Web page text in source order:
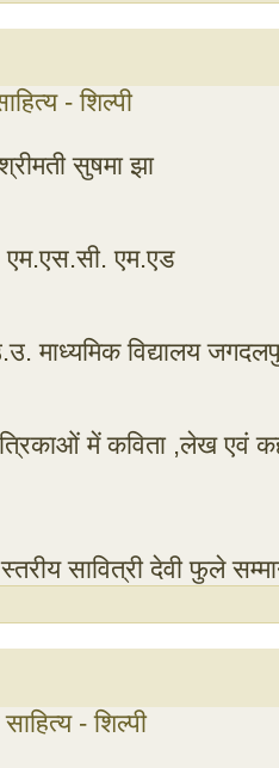
- शिल्पी
सुषमा झा
एम.एस.सी. एम.एड
माध्यमिक विद्यालय
में कविता ,लेख एवं
सावित्री देवी फुले सम्मान,
- शिल्पी